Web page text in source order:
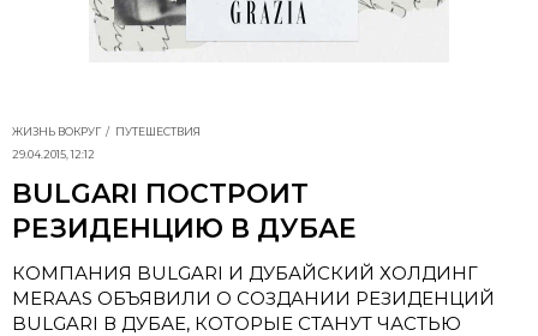
ЖИЗНЬ ВОКРУГ
ПУТЕШЕСТВИЯ
29.04.2015, 12:12
BULGARI ПОСТРОИТ
РЕЗИДЕНЦИЮ В ДУБАЕ
КОМПАНИЯ BULGARI И ДУБАЙСКИЙ ХОЛДИНГ
MERAAS ОБЪЯВИЛИ О СОЗДАНИИ РЕЗИДЕНЦИЙ
BULGARI В ДУБАЕ, КОТОРЫЕ СТАНУТ ЧАСТЬЮ